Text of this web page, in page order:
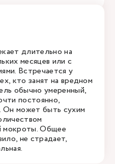
длительно на
месяцев или с
Встречается у
кто занят на вредном
обычно умеренный,
постоянно,
Он может быть сухим
мокроты. Общее
не страдает,